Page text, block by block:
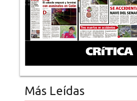
Más Leídas